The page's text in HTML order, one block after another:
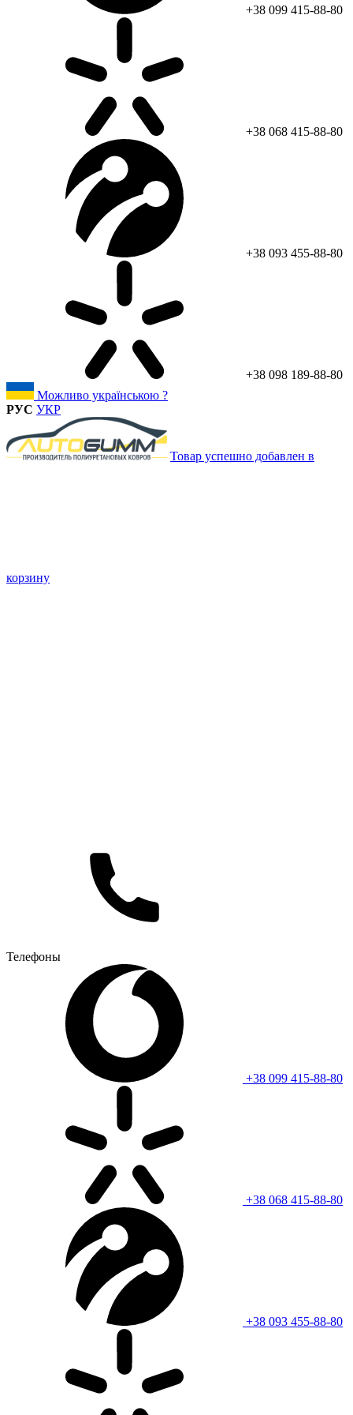
+38 099 415-88-80
+38 068 415-88-80
+38 093 455-88-80
+38 098 189-88-80
Можливо українською ?
РУС УКР
Товар успешно добавлен в
корзину
Телефоны
+38 099 415-88-80
+38 068 415-88-80
+38 093 455-88-80